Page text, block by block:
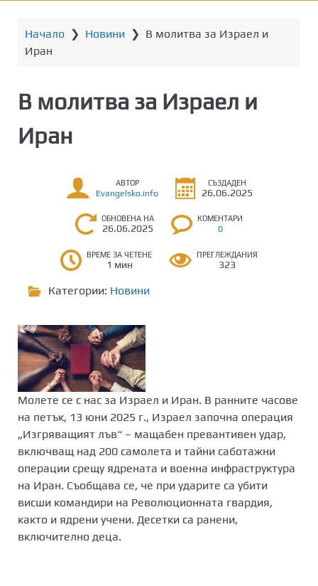
Начало ❯ Новини ❯ В молитва за Израел и
Иран
В молитва за Израел и
Иран
АВТОР
Evangelsko.info
СЪЗДАДЕН
26.06.2025
ОБНОВЕНА НА
26.06.2025
КОМЕНТАРИ
0
ВРЕМЕ ЗА ЧЕТЕНЕ
1 мин
ПРЕГЛЕЖДАНИЯ
323
Категории: Новини
Молете се с нас за Израел и Иран. В ранните часове
на петък, 13 юни 2025 г., Израел започна операция
„Изгряващият лъв“ – мащабен превантивен удар,
включващ над 200 самолета и тайни саботажни
операции срещу ядрената и военна инфраструктура
на Иран. Съобщава се, че при ударите са убити
висши командири на Революционната гвардия,
както и ядрени учени. Десетки са ранени,
включително деца.